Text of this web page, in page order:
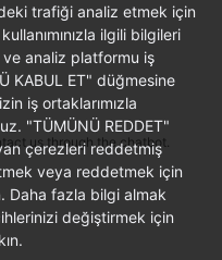
us through the chatbot.
trafiği analiz etmek için
ilgili bilgileri
analiz platformu iş
KABUL ET" düğmesine
iş ortaklarımızla
"TÜMÜNÜ REDDET"
çerezleri reddetmiş
veya reddetmek için
Daha fazla bilgi almak
değiştirmek için